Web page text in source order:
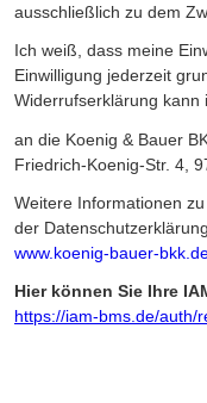
ausschließlich zu dem
Ich weiß, dass meine
Einwilligung jederzeit
Widerrufserklärung kann
an die Koenig & Bauer
Friedrich-Koenig-Str. 4,
Weitere Informationen
der Datenschutzerklärung
www.koenig-bauer-
Hier können Sie Ihre
https://iam-bms.de/auth/